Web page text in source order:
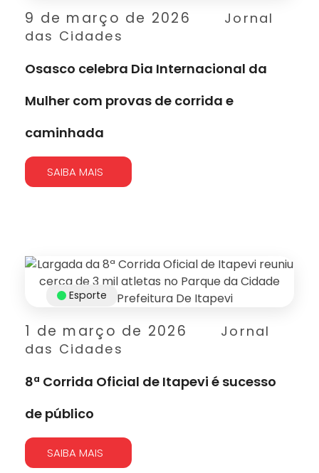
9 de março de 2026
Jornal
das Cidades
Osasco celebra Dia Internacional da
Mulher com provas de corrida e
caminhada
SAIBA MAIS
1 de março de 2026
Jornal
das Cidades
Esporte
8ª Corrida Oficial de Itapevi é sucesso
de público
SAIBA MAIS